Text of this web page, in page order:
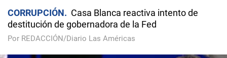
CORRUPCIÓN
Casa Blanca reactiva intento de
destitución de gobernadora de la Fed
Por REDACCIÓN/Diario Las Américas